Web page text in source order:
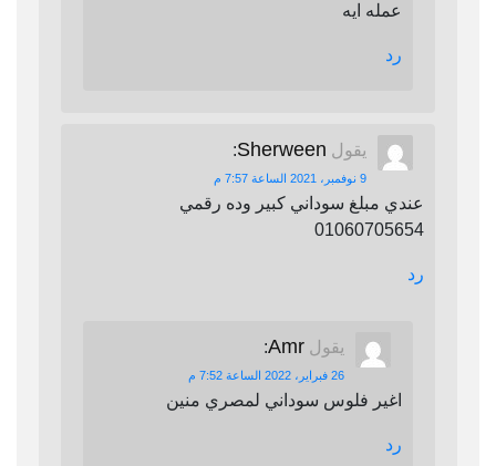
عمله ايه
رد
يقول Sherween
:
9 نوفمبر، 2021 الساعة 7:57 م
عندي مبلغ سوداني كبير وده رقمي
01060705654
رد
يقول Amr
:
26 فبراير، 2022 الساعة 7:52 م
اغير فلوس سوداني لمصري منين
رد